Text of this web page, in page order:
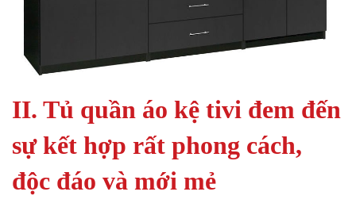
II. Tủ quần áo kệ tivi đem đến
sự kết hợp rất phong cách,
độc đáo và mới mẻ